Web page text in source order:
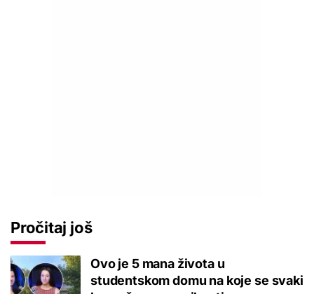
Pročitaj još
Ovo je 5 mana života u
studentskom domu na koje se svaki